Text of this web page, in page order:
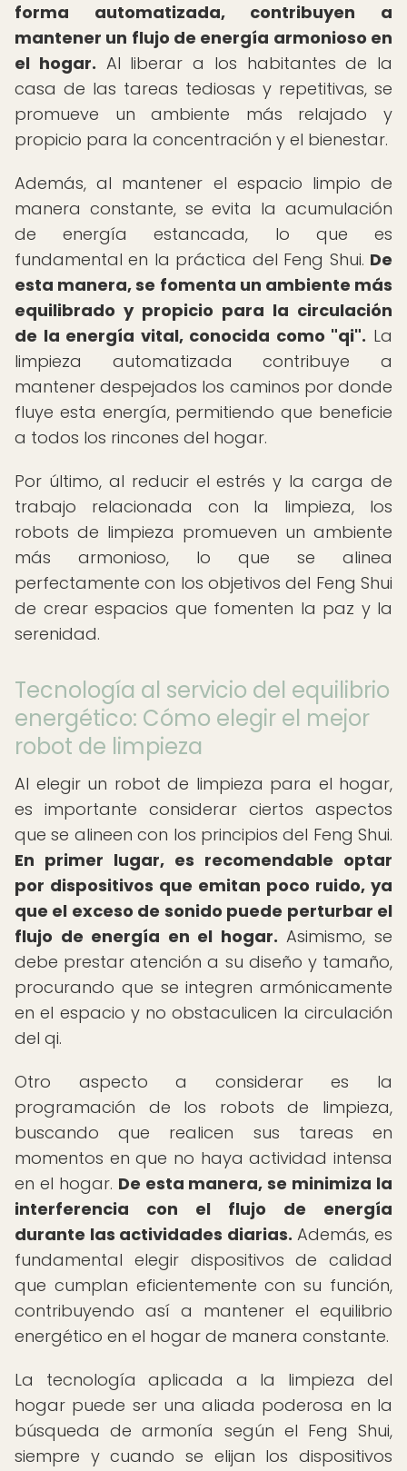
forma automatizada, contribuyen a
mantener un flujo de energía armonioso en
el hogar. Al liberar a los habitantes de la
casa de las tareas tediosas y repetitivas, se
promueve un ambiente más relajado y
propicio para la concentración y el bienestar.
Además, al mantener el espacio limpio de
manera constante, se evita la acumulación
de energía estancada, lo que es
fundamental en la práctica del Feng Shui. De
esta manera, se fomenta un ambiente más
equilibrado y propicio para la circulación
de la energía vital, conocida como "qi". La
limpieza automatizada contribuye a
mantener despejados los caminos por donde
fluye esta energía, permitiendo que beneficie
a todos los rincones del hogar.
Por último, al reducir el estrés y la carga de
trabajo relacionada con la limpieza, los
robots de limpieza promueven un ambiente
más armonioso, lo que se alinea
perfectamente con los objetivos del Feng Shui
de crear espacios que fomenten la paz y la
serenidad.
Tecnología al servicio del equilibrio
energético: Cómo elegir el mejor
robot de limpieza
Al elegir un robot de limpieza para el hogar,
es importante considerar ciertos aspectos
que se alineen con los principios del Feng Shui.
En primer lugar, es recomendable optar
por dispositivos que emitan poco ruido, ya
que el exceso de sonido puede perturbar el
flujo de energía en el hogar. Asimismo, se
debe prestar atención a su diseño y tamaño,
procurando que se integren armónicamente
en el espacio y no obstaculicen la circulación
del qi.
Otro aspecto a considerar es la
programación de los robots de limpieza,
buscando que realicen sus tareas en
momentos en que no haya actividad intensa
en el hogar. De esta manera, se minimiza la
interferencia con el flujo de energía
durante las actividades diarias. Además, es
fundamental elegir dispositivos de calidad
que cumplan eficientemente con su función,
contribuyendo así a mantener el equilibrio
energético en el hogar de manera constante.
La tecnología aplicada a la limpieza del
hogar puede ser una aliada poderosa en la
búsqueda de armonía según el Feng Shui,
siempre y cuando se elijan los dispositivos